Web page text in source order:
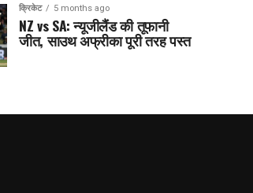
क्रिकेट 5 months ago
NZ vs SA: न्यूजीलैंड की तूफानी
जीत, साउथ अफ्रीका पूरी तरह पस्त